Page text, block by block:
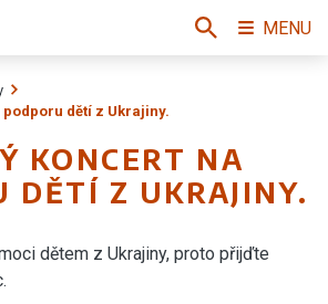
dětí z Ukrajiny.
KONCERT NA
DĚTÍ Z UKRAJINY.
dětem z Ukrajiny, proto přijďte
MENU